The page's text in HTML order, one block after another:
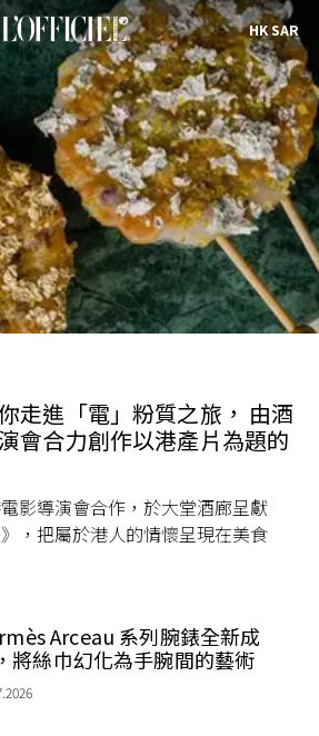
HK SAR
走進「電」粉質之旅， 由酒
會合力創作以港產片為題的
影導演會合作，於大堂酒廊呈獻
，把屬於港人的情懷呈現在美食
Arceau 系列腕錶全新成
將絲巾幻化為手腕間的藝術